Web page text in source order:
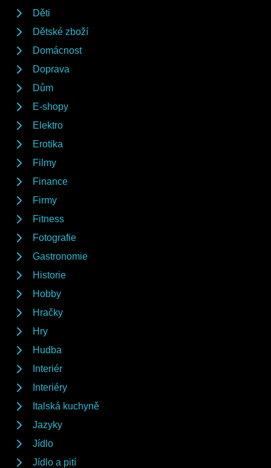
Děti
Dětské zboží
Domácnost
Doprava
Dům
E-shopy
Elektro
Erotika
Filmy
Finance
Firmy
Fitness
Fotografie
Gastronomie
Historie
Hobby
Hračky
Hry
Hudba
Interiér
Interiéry
Italská kuchyně
Jazyky
Jídlo
Jídlo a pití